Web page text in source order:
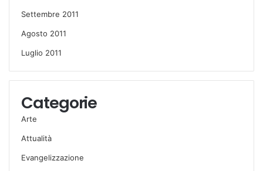
Settembre 2011
Agosto 2011
Luglio 2011
Categorie
Arte
Attualità
Evangelizzazione